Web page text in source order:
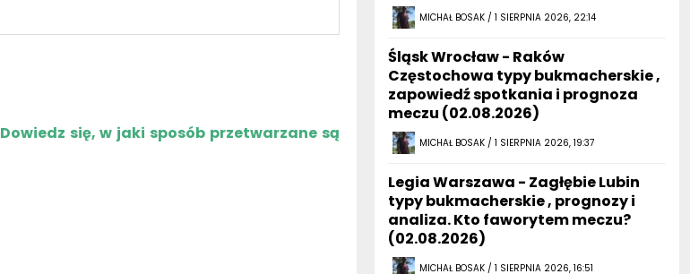
Dowiedz się, w jaki sposób przetwarzane są
MICHAŁ BOSAK / 1 SIERPNIA 2026, 22:14
Śląsk Wrocław - Raków
Częstochowa typy bukmacherskie ,
zapowiedź spotkania i prognoza
meczu (02.08.2026)
MICHAŁ BOSAK / 1 SIERPNIA 2026, 19:37
Legia Warszawa - Zagłębie Lubin
typy bukmacherskie , prognozy i
analiza. Kto faworytem meczu?
(02.08.2026)
MICHAŁ BOSAK / 1 SIERPNIA 2026, 16:51